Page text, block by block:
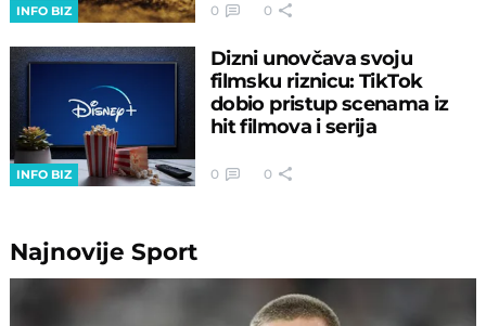
INFO BIZ 0 0
INFO BIZ
Dizni unovčava svoju
filmsku riznicu: TikTok
dobio pristup scenama iz
hit filmova i serija
0 0
NajnovijeSport